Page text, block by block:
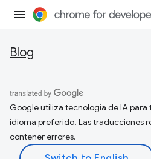
Blog
Google utiliza tecnología de IA
idioma preferido. Las traducciones
contener errores.